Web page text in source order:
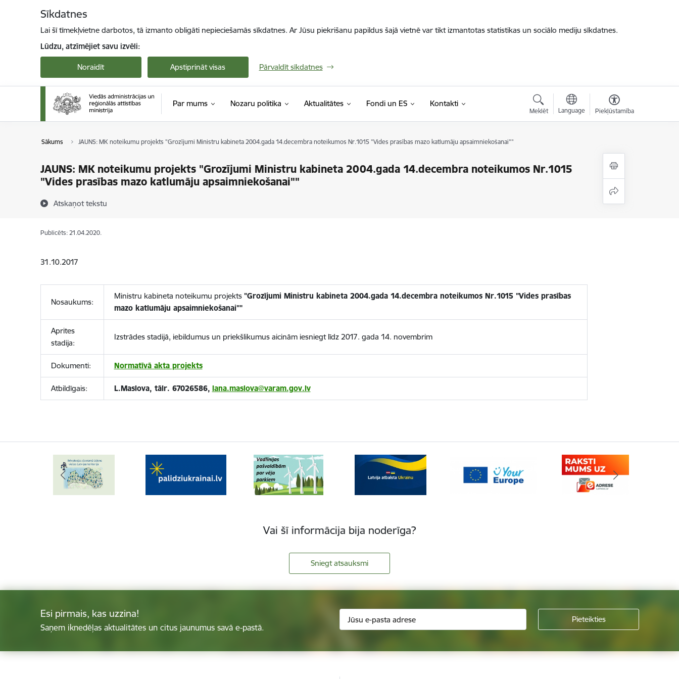
Sīkdatnes
Lai šī tīmekļvietne darbotos, tā izmanto obligāti nepieciešamās sīkdatnes. Ar Jūsu piekrišanu papildus šajā vietnē var tikt izmantotas statistikas un sociālo mediju sīkdatnes.
Lūdzu, atzīmējiet savu izvēli:
Noraidīt Apstiprināt visas Pārvaldīt sīkdatnes
Par mums Nozaru politika Aktualitātes Fondi un ES Kontakti
Meklēt Language Piekļūstamība
Sākums JAUNS: MK noteikumu projekts "Grozījumi Ministru kabineta 2004.gada 14.decembra noteikumos Nr.1015 "Vides prasības mazo katlumāju apsaimniekošanai""
JAUNS: MK noteikumu projekts "Grozījumi Ministru kabineta 2004.gada 14.decembra noteikumos Nr.1015
"Vides prasības mazo katlumāju apsaimniekošanai""
Atskaņot tekstu
Publicēts: 21.04.2020.
31.10.2017
Nosaukums:
Ministru kabineta noteikumu projekts "Grozījumi Ministru kabineta 2004.gada 14.decembra noteikumos Nr.1015 "Vides prasības
mazo katlumāju apsaimniekošanai""
Aprites
stadija:
Izstrādes stadijā, iebildumus un priekšlikumus aicinām iesniegt līdz 2017. gada 14. novembrim
Dokumenti: Normatīvā akta projekts
Atbildīgais: L.Maslova, tālr. 67026586, lana.maslova@varam.gov.lv
Vai šī informācija bija noderīga?
Sniegt atsauksmi
Esi pirmais, kas uzzina!
Saņem iknedēļas aktualitātes un citus jaunumus savā e-pastā.